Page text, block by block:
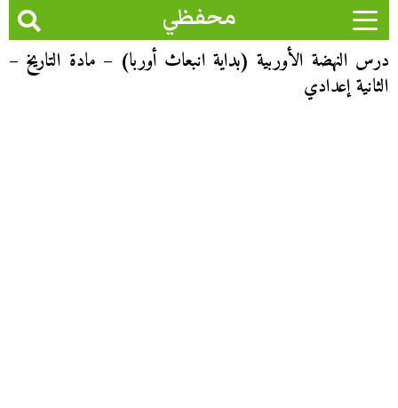
محفظي
درس النهضة الأوربية (بداية انبعاث أوربا) – مادة التاريخ –
الثانية إعدادي